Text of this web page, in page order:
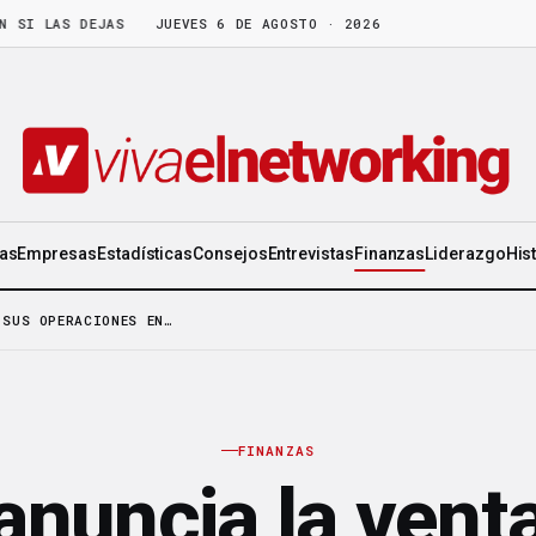
DEJAS PARA LUEGO·REDES DE MERCADEO: EL NEGOCIO DONDE TU
JUEVES 6 DE AGOSTO · 2026
EmpresasEstadísticasConsejosEntrevistasFinanzasLiderazgo
OPERACIONES EN…
FINANZAS